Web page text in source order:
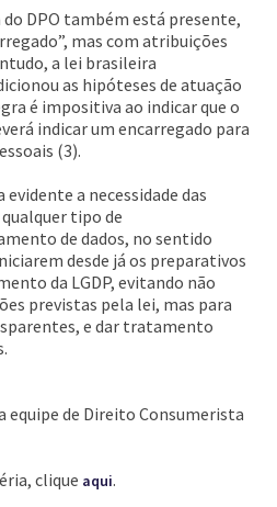
do DPO também está presente,
mas com atribuições
a lei brasileira
as hipóteses de atuação
é impositiva ao indicar que o
indicar um encarregado para
(3).
a necessidade das
tipo de
de dados, no sentido
desde já os preparativos
da LGDP, evitando não
previstas pela lei, mas para
e dar tratamento
equipe de Direito Consumerista
clique aqui.